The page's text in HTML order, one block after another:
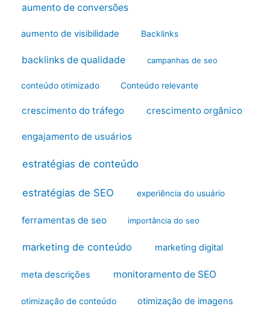
aumento de conversões
aumento de visibilidade Backlinks
backlinks de qualidade campanhas de seo
conteúdo otimizado Conteúdo relevante
crescimento do tráfego crescimento orgânico
engajamento de usuários
estratégias de conteúdo
estratégias de SEO experiência do usuário
ferramentas de seo importância do seo
marketing de conteúdo marketing digital
meta descrições monitoramento de SEO
otimização de conteúdo otimização de imagens